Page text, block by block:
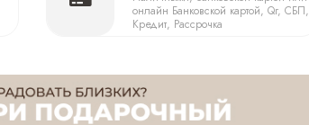
онлайн Банковской картой, Qr, СБП,
Кредит, Рассрочка